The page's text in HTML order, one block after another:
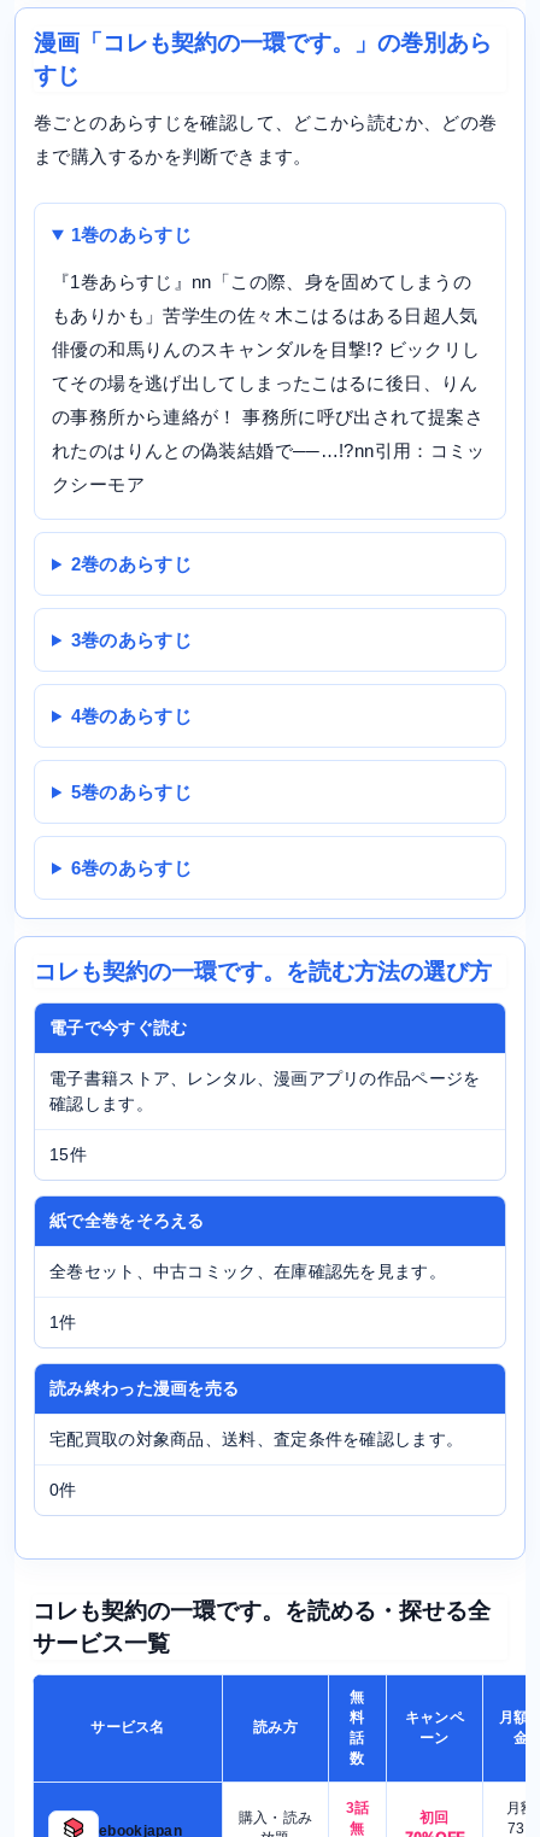
漫画「コレも契約の一環です。」の巻別あら
すじ
巻ごとのあらすじを確認して、どこから読むか、どの巻
まで購入するかを判断できます。
1巻のあらすじ
『1巻あらすじ』nn「この際、身を固めてしまうの
もありかも」苦学生の佐々木こはるはある日超人気
俳優の和馬りんのスキャンダルを目撃!? ビックリし
てその場を逃げ出してしまったこはるに後日、りん
の事務所から連絡が！ 事務所に呼び出されて提案さ
れたのはりんとの偽装結婚で──…!?nn引用：コミッ
クシーモア
2巻のあらすじ
3巻のあらすじ
4巻のあらすじ
5巻のあらすじ
6巻のあらすじ
コレも契約の一環です。を読む方法の選び方
電子で今すぐ読む
電子書籍ストア、レンタル、漫画アプリの作品ページを
確認します。
15件
紙で全巻をそろえる
全巻セット、中古コミック、在庫確認先を見ます。
1件
読み終わった漫画を売る
宅配買取の対象商品、送料、査定条件を確認します。
0件
コレも契約の一環です。を読める・探せる全
サービス一覧
サービス名 読み方
無
料
話
数
キャンペ
ーン
月額
金
ebookjapan
購入・読み
3話
無
初回
月額
730